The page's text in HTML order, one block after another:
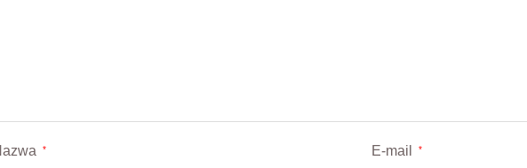
* E-mail *